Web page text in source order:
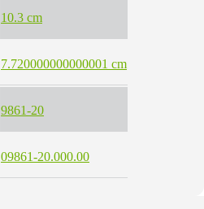
10.3 cm
7.720000000000001 cm
9861-20
09861-20.000.00